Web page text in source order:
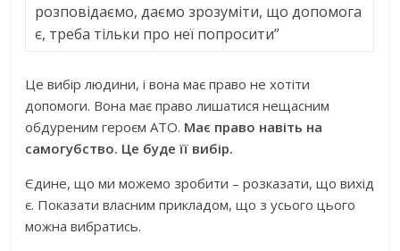
розповідаємо, даємо зрозуміти, що допомога
є, треба тільки про неї попросити”
Це вибір людини, і вона має право не хотіти
допомоги. Вона має право лишатися нещасним
обдуреним героєм АТО. Має право навіть на
самогубство. Це буде її вибір.
Єдине, що ми можемо зробити – розказати, що вихід
є. Показати власним прикладом, що з усього цього
можна вибратись.